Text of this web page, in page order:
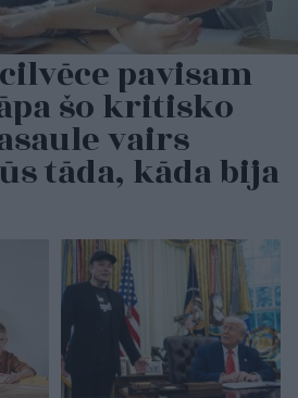
pavisam
šo kritisko
vairs
tāda, kāda bija